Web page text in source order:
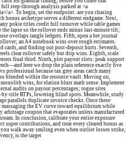
step-through analysis parked at <a
a>. To begin, set the endpoint: are you chasing
bonus archetype serves a different endgame. Next,
pokie titles credit full turnover while table games
lapse so the rollover ends minus last-minute tilt;
overlaps tangle ledgers. Fifth, open a bet journal
an A4 notebook wins over rough estimates.
cards, and finding out post-deposit hurts. Seventh,
clear rollover safely but drip wins. Eighth, scale
final third. Ninth, plot payout slots: peak support
here we drop the plain reference exactly five
professional because tax grey areas catch many
blended within the resource vault. Moving on,
wins, for elation blurs math sense. Implement
audits on payout percentages; rogue sites
title RTPs, lowering blind spots. Meanwhile, study
parallels duplicate invoice checks. Once these
massaging the EV curve toward equilibrium while
coupon that evaporates unless manufactured
In conclusion, calibrate your entire exposure
super contributions, and treat every cleared bonus as
walk away smiling even when outlier losses strike,
is the target